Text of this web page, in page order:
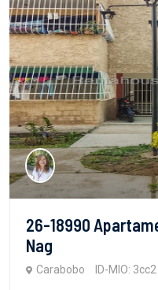
26-18990
Nag
Carabobo ID-MIO: 3cc2